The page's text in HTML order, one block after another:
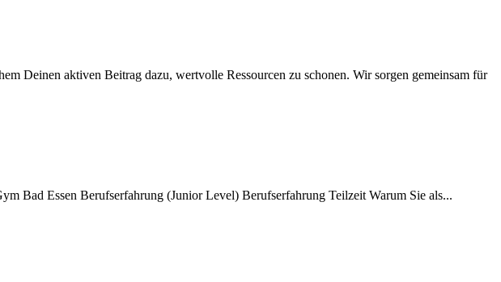
Deinen aktiven Beitrag dazu, wertvolle Ressourcen zu schonen. Wir sorgen gemeinsam für
Bad Essen Berufserfahrung (Junior Level) Berufserfahrung Teilzeit Warum Sie als...